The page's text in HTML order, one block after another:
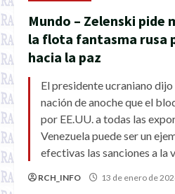
Mundo – Zelenski pide
la flota fantasma rusa
hacia la paz
El presidente ucraniano dijo
nación de anoche que el
por EE.UU. a todas las
Venezuela puede ser un
efectivas las sanciones a la
RCH_INFO 13 de enero de